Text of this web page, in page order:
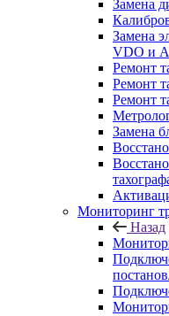
Замена
Замена
VDO и
Ремонт
Ремонт
Ремонт
Замена
Мониторинг
Назад